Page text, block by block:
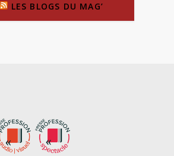
LES BLOGS DU MAG’